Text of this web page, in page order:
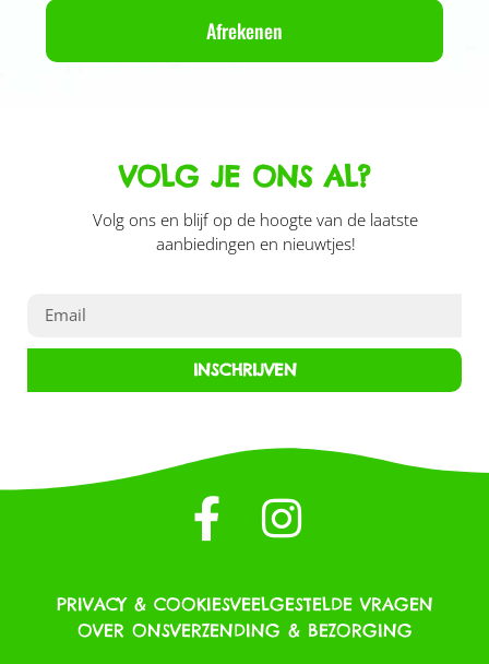
Afrekenen
VOLG JE ONS AL?
Volg ons en blijf op de hoogte van de laatste
aanbiedingen en nieuwtjes!
INSCHRIJVEN
PRIVACY & COOKIESVEELGESTELDE VRAGEN
OVER ONSVERZENDING & BEZORGING